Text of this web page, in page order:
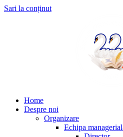
Sari la conținut
Home
Despre noi
Organizare
Echipa